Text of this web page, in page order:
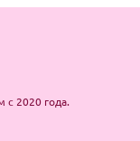
с 2020 года.